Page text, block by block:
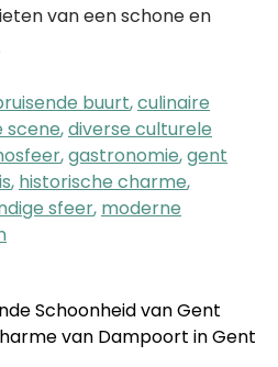
van een schone en
buurt,culinaire
scene,diverse culturele
,gastronomie,gent
, historische charme,
sfeer, moderne
Schoonheid van Gent
van Dampoort in Gent